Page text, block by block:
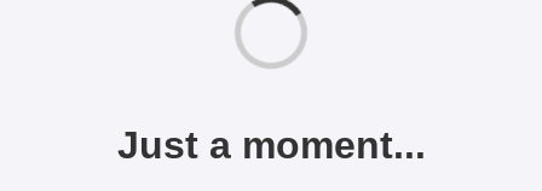
Just a moment...